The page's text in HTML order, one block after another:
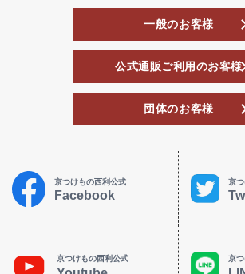
一般のお客様
公式通販ご利用のお客様
団体のお客様
京つけもの西利公式
Facebook
京
京つけもの西利公式 京